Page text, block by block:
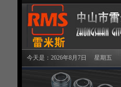
今天是：2026年8月7日 星期五